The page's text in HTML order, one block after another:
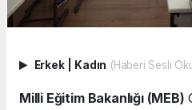
Erkek Kadın (Haberi Sesli
Milli Eğitim Bakanlığı (MEB)